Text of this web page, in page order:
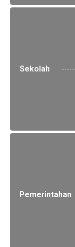
Sekolah
Pemerintahan